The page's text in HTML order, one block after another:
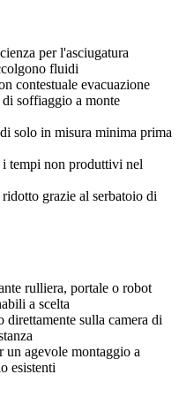
per l'asciugatura
fluidi
contestuale evacuazione
soffiaggio a monte
solo in misura minima prima
tempi non produttivi nel
grazie al serbatoio di
rulliera, portale o robot
a scelta
direttamente sulla camera di
agevole montaggio a
esistenti